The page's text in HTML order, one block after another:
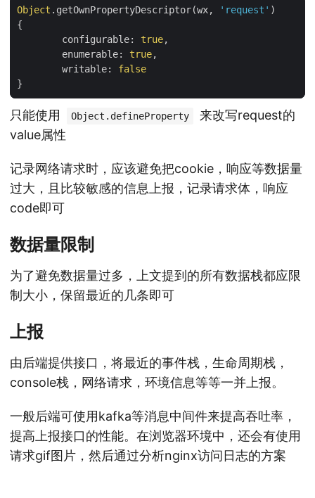
Object . getOwnPropertyDescriptor(wx, 'request' )
{
configurable: true,
enumerable: true,
writable:
false
}
只能使用 Object.defineProperty
来改写request的
value属性
记录网络请求时，应该避免把cookie，响应等数据量
过大，且比较敏感的信息上报，记录请求体，响应
code即可
数据量限制
为了避免数据量过多，上文提到的所有数据栈都应限
制大小，保留最近的几条即可
上报
由后端提供接口，将最近的事件栈，生命周期栈，
console栈，网络请求，环境信息等等一并上报。
一般后端可使用kafka等消息中间件来提高吞吐率，
提高上报接口的性能。在浏览器环境中，还会有使用
请求gif图片，然后通过分析nginx访问日志的方案